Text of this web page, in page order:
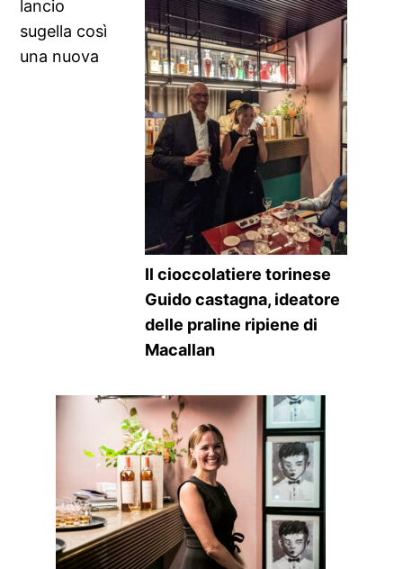
Il cioccolatiere torinese
Guido castagna, ideatore
delle praline ripiene di
Macallan
lancio
sugella così
una nuova